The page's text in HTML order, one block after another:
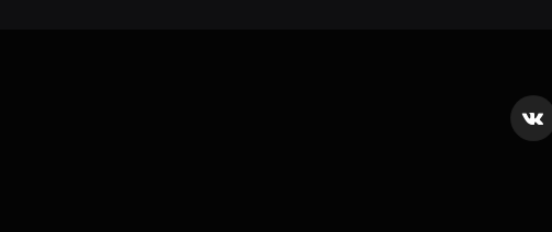
VKontakte